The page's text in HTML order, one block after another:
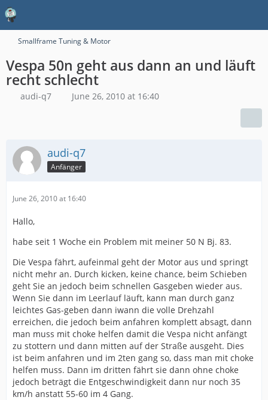
Smallframe Tuning & Motor
Vespa 50n geht aus dann an und läuft
recht schlecht
audi-q7 June 26, 2010 at 16:40
audi-q7
Anfänger
June 26, 2010 at 16:40
Hallo,
habe seit 1 Woche ein Problem mit meiner 50 N Bj. 83.
Die Vespa fährt, aufeinmal geht der Motor aus und springt
nicht mehr an. Durch kicken, keine chance, beim Schieben
geht Sie an jedoch beim schnellen Gasgeben wieder aus.
Wenn Sie dann im Leerlauf läuft, kann man durch ganz
leichtes Gas-geben dann iwann die volle Drehzahl
erreichen, die jedoch beim anfahren komplett absagt, dann
man muss mit choke helfen damit die Vespa nicht anfängt
zu stottern und dann mitten auf der Straße ausgeht. Dies
ist beim anfahren und im 2ten gang so, dass man mit choke
helfen muss. Dann im dritten fährt sie dann ohne choke
jedoch beträgt die Entgeschwindigkeit dann nur noch 35
km/h anstatt 55-60 im 4 Gang.